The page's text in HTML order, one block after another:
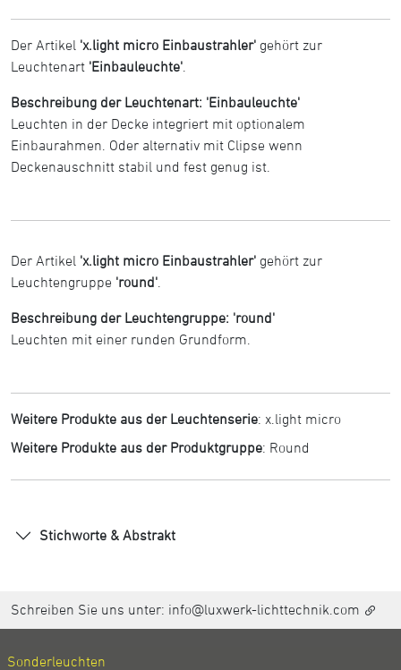
Der Artikel 'x.light micro Einbaustrahler' gehört zur
Leuchtenart 'Einbauleuchte'
Beschreibung der Leuchtenart: 'Einbauleuchte'
Leuchten in der Decke integriert mit optionalem
Einbaurahmen. Oder alternativ mit Clipse wenn
Deckenauschnitt stabil und fest genug ist.
Der Artikel 'x.light micro Einbaustrahler' gehört zur
Leuchtengruppe 'round'
Beschreibung der Leuchtengruppe: 'round'
Leuchten mit einer runden Grundform.
Weitere Produkte aus der Leuchtenserie: x.light micro
Weitere Produkte aus der Produktgruppe: Round
Stichworte & Abstrakt
Schreiben Sie uns unter: info@luxwerk-lichttechnik.com
Sonderleuchten